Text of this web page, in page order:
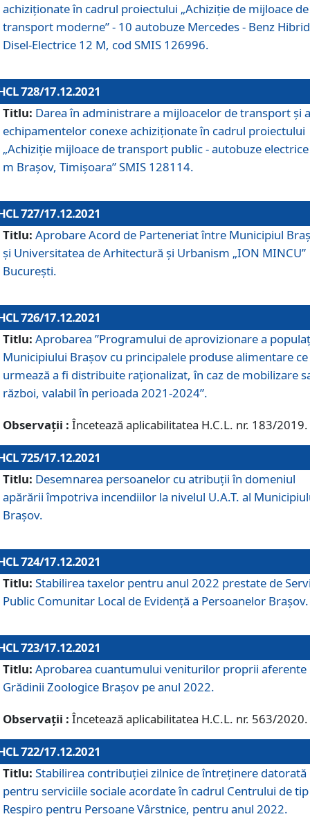
achiziționate în cadrul proiectului „Achiziţie de mijloace de
transport moderne” - 10 autobuze Mercedes - Benz Hibrid
Disel-Electrice 12 M, cod SMIS 126996.
728/17.12.2021
Titlu: Darea în administrare a mijloacelor de transport și a
echipamentelor conexe achiziționate în cadrul proiectului
„Achiziție mijloace de transport public - autobuze
m Brașov, Timișoara” SMIS 128114.
727/17.12.2021
Titlu: Aprobare Acord de Parteneriat între Municipiul
și Universitatea de Arhitectură și Urbanism „ION MINCU”
București.
726/17.12.2021
Titlu: Aprobarea ”Programului de aprovizionare a
Municipiului Braşov cu principalele produse alimentare ce
urmează a fi distribuite raționalizat, în caz de mobilizare
război, valabil în perioada 2021-2024”.
Observații : Încetează aplicabilitatea H.C.L. nr. 183/2019.
725/17.12.2021
Titlu: Desemnarea persoanelor cu atribuții în domeniul
apărării împotriva incendiilor la nivelul U.A.T. al
Brașov.
724/17.12.2021
Titlu: Stabilirea taxelor pentru anul 2022 prestate de
Public Comunitar Local de Evidență a Persoanelor Braşov.
723/17.12.2021
Titlu: Aprobarea cuantumului veniturilor proprii aferente
Grădinii Zoologice Braşov pe anul 2022.
Observații : Încetează aplicabilitatea H.C.L. nr. 563/2020.
722/17.12.2021
Titlu: Stabilirea contribuţiei zilnice de întreținere datorată
pentru serviciile sociale acordate în cadrul Centrului de tip
Respiro pentru Persoane Vârstnice, pentru anul 2022.